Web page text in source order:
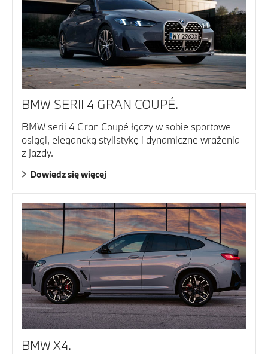
BMW SERII 4 GRAN COUPÉ.
BMW serii 4 Gran Coupé łączy w sobie sportowe
osiągi, elegancką stylistykę i dynamiczne wrażenia
z jazdy.
Dowiedz się więcej
BMW X4.